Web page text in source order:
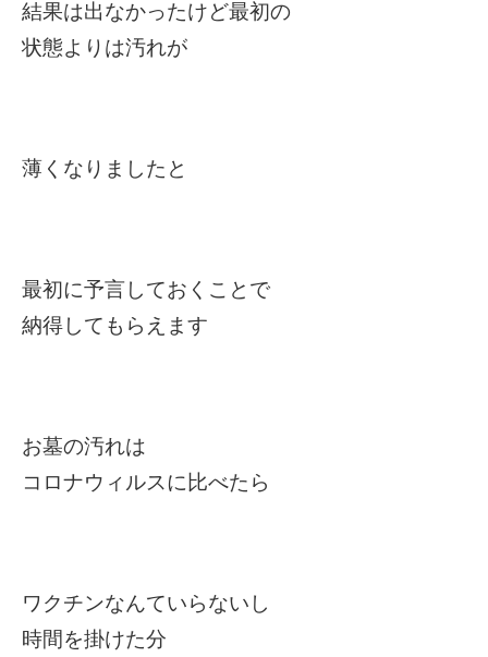
結果は出なかったけど最初の
状態よりは汚れが
薄くなりましたと
最初に予言しておくことで
納得してもらえます
お墓の汚れは
コロナウィルスに比べたら
ワクチンなんていらないし
時間を掛けた分